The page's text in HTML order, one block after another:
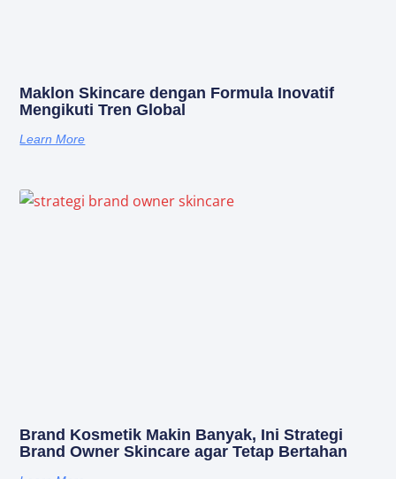
Maklon Skincare dengan Formula Inovatif
Mengikuti Tren Global
Learn More
Brand Kosmetik Makin Banyak, Ini Strategi
Brand Owner Skincare agar Tetap Bertahan